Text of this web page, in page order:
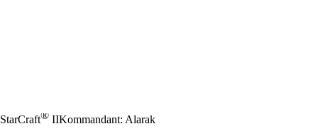
StarCraft® IIKommandant: Alarak